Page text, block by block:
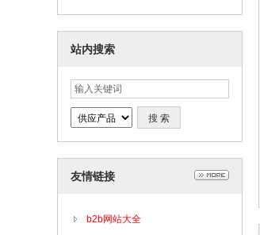
站内搜索
友情链接
b2b网站大全